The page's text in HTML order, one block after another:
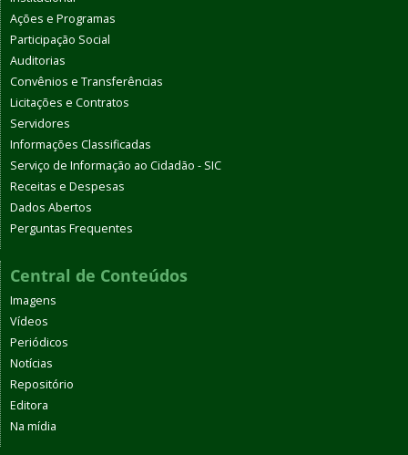
Ações e Programas
Participação Social
Auditorias
Convênios e Transferências
Licitações e Contratos
Servidores
Informações Classificadas
Serviço de Informação ao Cidadão - SIC
Receitas e Despesas
Dados Abertos
Perguntas Frequentes
Central de Conteúdos
Imagens
Vídeos
Periódicos
Notícias
Repositório
Editora
Na mídia